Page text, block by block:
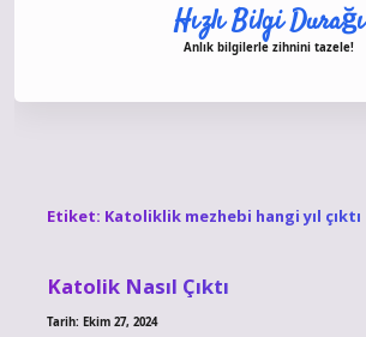
Hızlı Bilgi Durağı
Anlık bilgilerle zihnini tazele!
Etiket: Katoliklik mezhebi hangi yıl çıktı
Katolik Nasıl Çıktı
Tarih: Ekim 27, 2024